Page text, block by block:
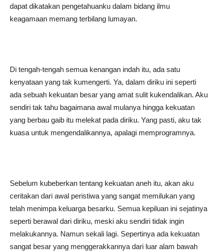
dapat dikatakan pengetahuanku dalam bidang ilmu
keagamaan memang terbilang lumayan.
Di tengah-tengah semua kenangan indah itu, ada satu
kenyataan yang tak kumengerti. Ya, dalam diriku ini seperti
ada sebuah kekuatan besar yang amat sulit kukendalikan. Aku
sendiri tak tahu bagaimana awal mulanya hingga kekuatan
yang berbau gaib itu melekat pada diriku. Yang pasti, aku tak
kuasa untuk mengendalikannya, apalagi memprogramnya.
Sebelum kubeberkan tentang kekuatan aneh itu, akan aku
ceritakan dari awal peristiwa yang sangat memilukan yang
telah menimpa keluarga besarku. Semua kepiluan ini sejatinya
seperti berawal dari diriku, meski aku sendiri tidak ingin
melakukannya. Namun sekali lagi. Sepertinya ada kekuatan
sangat besar yang menggerakkannya dari luar alam bawah